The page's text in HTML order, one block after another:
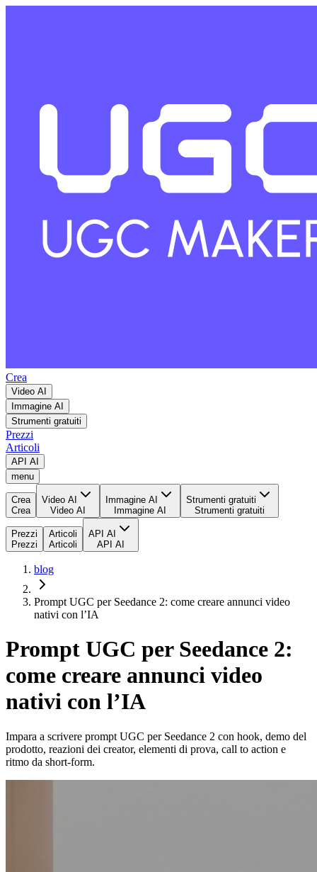
Crea
Video AI
Immagine AI
Strumenti gratuiti
Prezzi
Articoli
API AI
menu
Crea
Crea
Video AI
Video AI
Immagine AI
Immagine AI
Strumenti gratuiti
Strumenti gratuiti
Prezzi
Prezzi
Articoli
Articoli
API AI
API AI
blog
Prompt UGC per Seedance 2: come creare annunci video
nativi con l’IA
Prompt UGC per Seedance 2:
come creare annunci video
nativi con l’IA
Impara a scrivere prompt UGC per Seedance 2 con hook, demo del
prodotto, reazioni dei creator, elementi di prova, call to action e
ritmo da short-form.